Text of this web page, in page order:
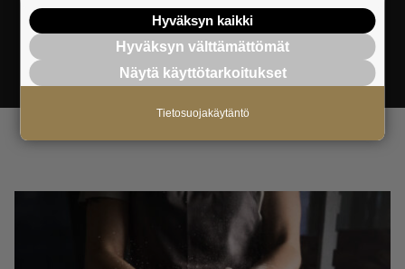
TAPAHTUMIIN
Hyväksyn kaikki
Hyväksyn välttämättömät
Näytä käyttötarkoitukset
Tietosuojakäytäntö